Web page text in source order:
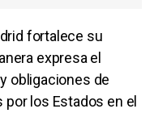
fortalece su
expresa el
obligaciones de
los Estados en el